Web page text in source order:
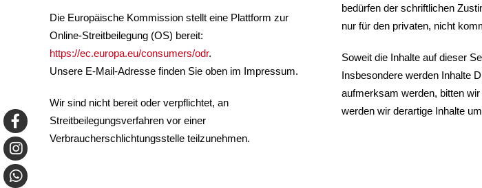
Die Europäische Kommission stellt eine Plattform zur
Online-Streitbeilegung (OS) bereit:
https://ec.europa.eu/consumers/odr.
Unsere E-Mail-Adresse finden Sie oben im Impressum.
Wir sind nicht bereit oder verpflichtet, an
Streitbeilegungsverfahren vor einer
Verbraucherschlichtungsstelle teilzunehmen.
bedürfen der schriftlichen
nur für den privaten, nicht
Soweit die Inhalte auf dieser
Insbesondere werden Inhalte
aufmerksam werden, bitten
werden wir derartige Inhalte